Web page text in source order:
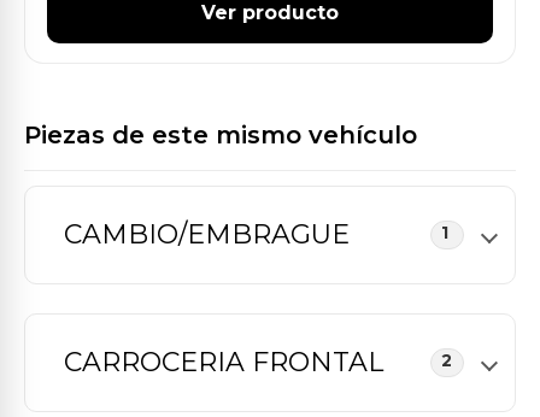
Ver producto
Piezas de este mismo vehículo
CAMBIO/EMBRAGUE 1
CARROCERIA FRONTAL 2